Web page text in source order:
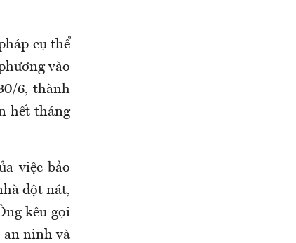
cụ thể
vào
6, thành
hết tháng
việc bảo
dột nát,
kêu gọi
an ninh và